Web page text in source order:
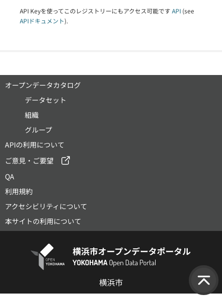
API Keyを使ってこのレジストリーにもアクセス可能です API (see
APIドキュメント).
オープンデータカタログ
データセット
組織
グループ
APIの利用について
ご意見・ご要望
QA
利用規約
アクセシビリティについて
本サイトの利用について
横浜市